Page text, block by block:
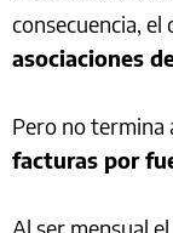
consecuencia, el
asociaciones
Pero no termina
facturas por
Al ser mensual